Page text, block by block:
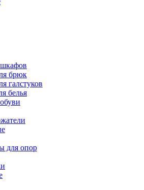
брюк
галстуков
белья
для опор